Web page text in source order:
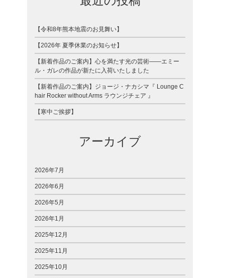
【令和8年熊本地震のお見舞い】
【2026年 夏季休業のお知らせ】
【新着作品のご案内】心を満たす光の芸術――エミー
ル・ガレの作品が新たに入荷いたしました
【新着作品のご案内】ジョージ・ナカシマ『 Lounge C
hair Rocker without Arms ラウンジチェア 』
【寒中ご挨拶】
アーカイブ
2026年7月
2026年6月
2026年5月
2026年1月
2025年12月
2025年11月
2025年10月